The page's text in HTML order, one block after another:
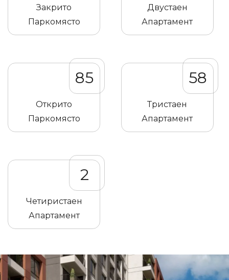
Закрито
Паркомясто
Двустаен
Апартамент
85
Открито
Паркомясто
58
Тристаен
Апартамент
2
Четиристаен
Апартамент